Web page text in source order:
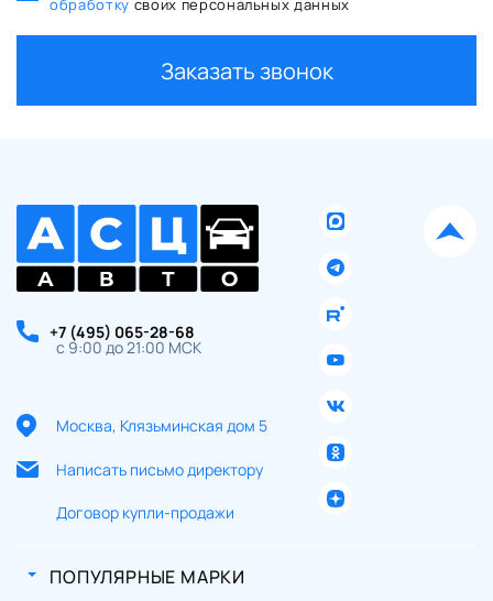
обработку своих персональных данных
Заказать звонок
+7 (495) 065-28-68
с 9:00 до 21:00 МСК
Москва, Клязьминская дом 5
Написать письмо директору
Договор купли-продажи
ПОПУЛЯРНЫЕ МАРКИ